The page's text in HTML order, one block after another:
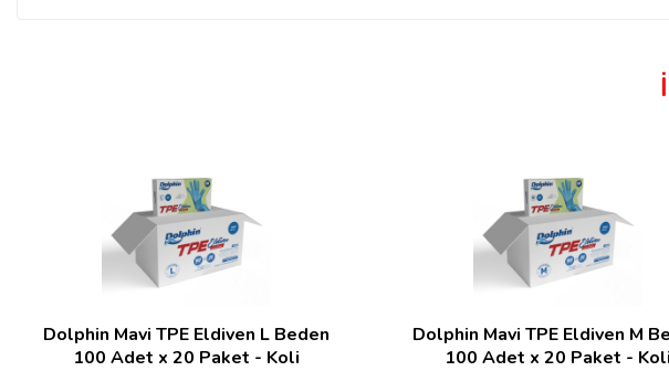
Dolphin Mavi TPE Eldiven L Beden
100 Adet x 20 Paket - Koli
Dolphin Mavi TPE Eldiven M
100 Adet x 20 Paket - Koli